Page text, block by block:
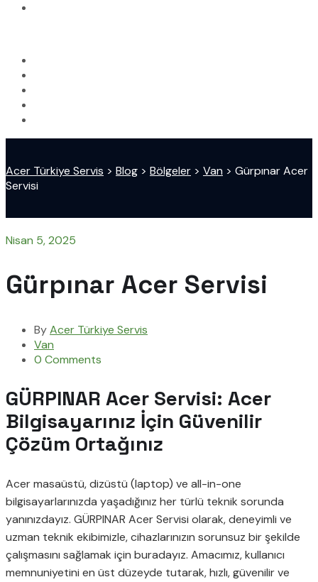
Acer Türkiye Servis > Blog > Bölgeler > Van > Gürpınar Acer
Servisi
Nisan 5, 2025
Gürpınar Acer Servisi
ByAcer Türkiye Servis
Van
0 Comments
GÜRPINAR Acer Servisi: Acer
Bilgisayarınız İçin Güvenilir
Çözüm Ortağınız
Acer masaüstü, dizüstü (laptop) ve all-in-one
bilgisayarlarınızda yaşadığınız her türlü teknik sorunda
yanınızdayız. GÜRPINAR Acer Servisi olarak, deneyimli ve
uzman teknik ekibimizle, cihazlarınızın sorunsuz bir şekilde
çalışmasını sağlamak için buradayız. Amacımız, kullanıcı
memnuniyetini en üst düzeyde tutarak, hızlı, güvenilir ve